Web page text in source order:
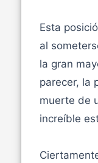
Esta
al
la gran
parecer, la
muerte de
increíble